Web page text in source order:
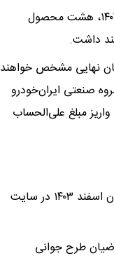
در این دور از پیش‌فروش محصولات گروه صنعتی ایران‌خودرو با موعد تحویل هفته پایانی مهر ماه ۱۴۰۴، هشت محصول
داشت.
نهایی مشخص خواهند
صنعتی ایران‌خودرو
مبلغ علی‌الحساب
با اعلام روابط عمومی شرکت ایران خودرو، نتایج قرعه کشی و لیست برندگان طرح فروش ویژه مادران اسفند ۱۴۰۳ در سایت
طرح جوانی